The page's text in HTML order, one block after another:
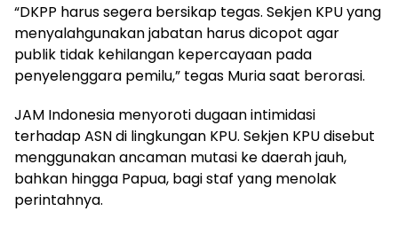
“DKPP harus segera bersikap tegas. Sekjen KPU yang
menyalahgunakan jabatan harus dicopot agar
publik tidak kehilangan kepercayaan pada
penyelenggara pemilu,” tegas Muria saat berorasi.
JAM Indonesia menyoroti dugaan intimidasi
terhadap ASN di lingkungan KPU. Sekjen KPU disebut
menggunakan ancaman mutasi ke daerah jauh,
bahkan hingga Papua, bagi staf yang menolak
perintahnya.